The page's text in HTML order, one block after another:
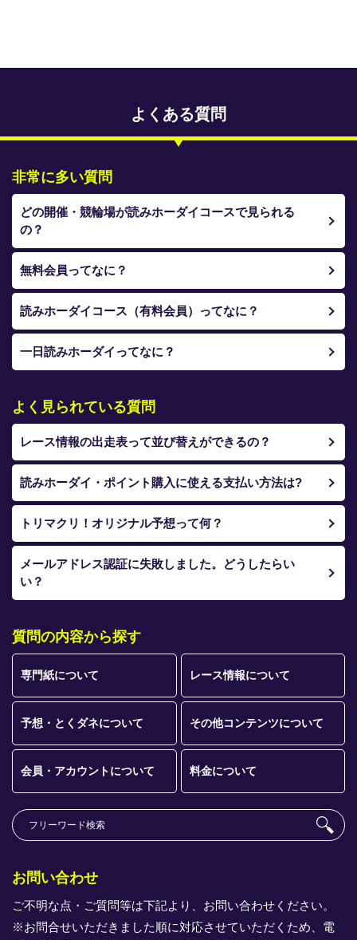
トリマクリオリジナル予想
トリマクリコラム
お知らせ
番記者とくダネ！
選手ランキング
競輪場ガイド
記者紹介
ご意見をお聞かせください
お問い合わせ
支払い方法、ポイント利用規約
車券は20歳になってから・のめり込む不安のある方のご相
談
よくある質問
よくある質問
非常に多い質問
どの開催・競輪場が読みホーダイコースで見られる
の？
無料会員ってなに？
読みホーダイコース（有料会員）ってなに？
一日読みホーダイってなに？
よく見られている質問
レース情報の出走表って並び替えができるの？
読みホーダイ・ポイント購入に使える支払い方法は?
トリマクリ！オリジナル予想って何？
メールアドレス認証に失敗しました。どうしたらい
い？
質問の内容から探す
専門紙について レース情報について
予想・とくダネについて その他コンテンツについて
会員・アカウントについて 料金について
お問い合わせ
ご不明な点・ご質問等は下記より、お問い合わせください。
※お問合せいただきました順に対応させていただくため、電